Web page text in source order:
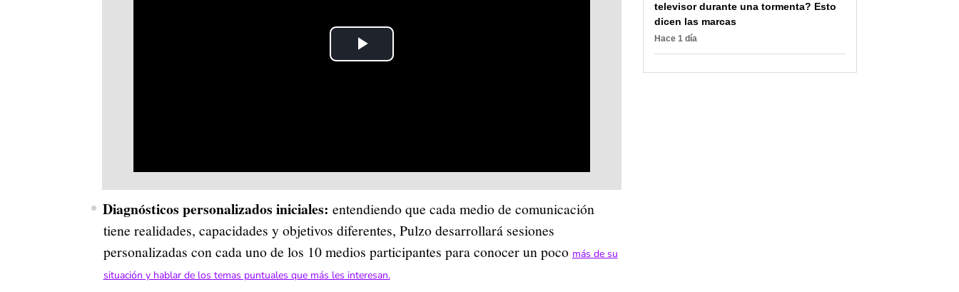
Play
Diagnósticos personalizados iniciales: entendiendo que cada medio de comunicación
tiene realidades, capacidades y objetivos diferentes, Pulzo desarrollará sesiones
personalizadas con cada uno de los 10 medios participantes para conocer un poco más de su
situación y hablar de los temas puntuales que más les interesan.
televisor durante una tormenta? Esto
dicen las marcas
Hace 1 día